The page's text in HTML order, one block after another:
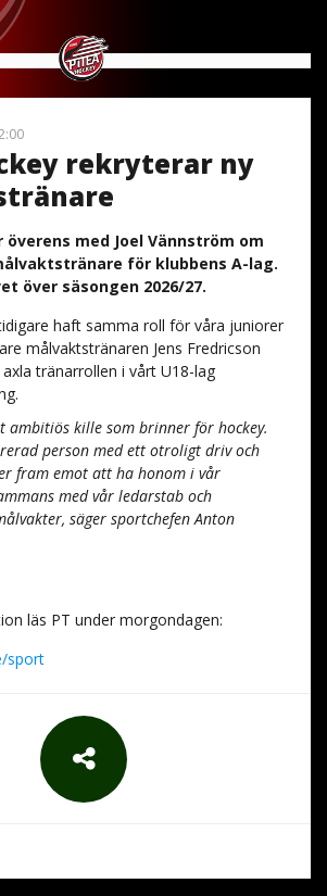
rekryterar ny
överens med Joel Vännström om
för klubbens A-lag.
över säsongen 2026/27.
haft samma roll för våra juniorer
målvaktstränaren Jens Fredricson
tränarrollen i vårt U18-lag
ambitiös kille som brinner för hockey.
person med ett otroligt driv och
fram emot att ha honom i vår
med vår ledarstab och
säger sportchefen Anton
läs PT under morgondagen:
sport